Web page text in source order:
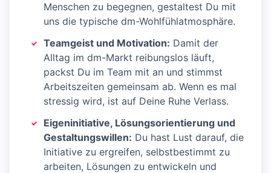
Menschen zu begegnen, gestaltest Du mit
uns die typische dm-Wohlfühlatmosphäre.
Teamgeist und Motivation: Damit der
Alltag im dm-Markt reibungslos läuft,
packst Du im Team mit an und stimmst
Arbeitszeiten gemeinsam ab. Wenn es mal
stressig wird, ist auf Deine Ruhe Verlass.
Eigeninitiative, Lösungsorientierung und
Gestaltungswillen: Du hast Lust darauf, die
Initiative zu ergreifen, selbstbestimmt zu
arbeiten, Lösungen zu entwickeln und